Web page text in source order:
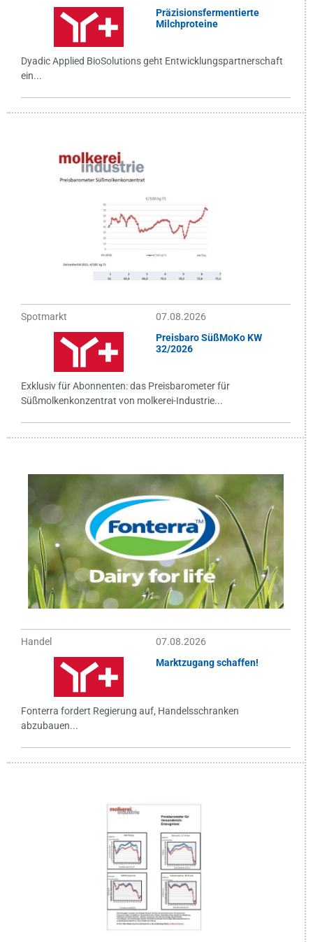
Präzisionsfermentierte
Milchproteine
Dyadic Applied BioSolutions geht Entwicklungspartnerschaft
ein...
Spotmarkt
07.08.2026
Preisbaro SüßMoKo KW
32/2026
Exklusiv für Abonnenten: das Preisbarometer für
Süßmolkenkonzentrat von molkerei-Industrie...
Handel
07.08.2026
Marktzugang schaffen!
Fonterra fordert Regierung auf, Handelsschranken
abzubauen...